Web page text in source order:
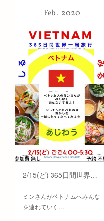
Feb 2020
2/15(ど) 365日間世界一周旅行 ベトナム編
ミンさんがベトナムへみんな
を連れていく…